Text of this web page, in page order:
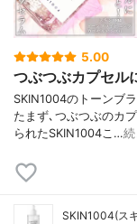
5.00
つぶつぶカプセル
SKIN1004のトーンブ
たまず､つぶつぶのカ
られたSKIN1004こ…
SKIN1004(ス